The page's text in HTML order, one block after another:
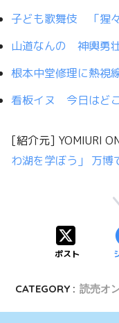
子ども歌舞伎 「猩
山道なんの 神輿勇
根本中堂修理に熱視
看板イヌ 今日はど
[紹介元] YOMIURI
わ湖を学ぼう」 万博
ポスト
CATEGORY : 読売オ